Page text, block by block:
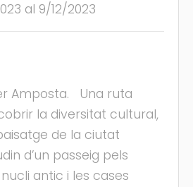
al 9/12/2023
Amposta. Una ruta
la diversitat cultural,
de la ciutat
d’un passeig pels
antic i les cases